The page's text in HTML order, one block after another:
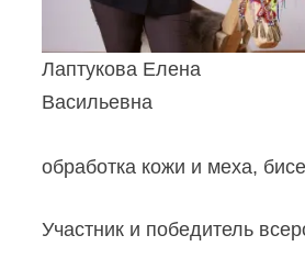
Лаптукова Елена
Васильевна
обработка кожи и меха,
Участник и победитель